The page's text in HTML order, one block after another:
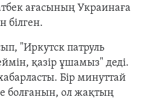
ағасының Украинаға
білген.
"Иркутск патруль
қазір ұшамыз" деді.
Бір минуттай
болғанын, ол жақтың